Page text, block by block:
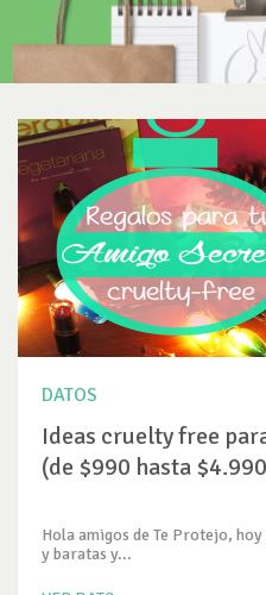
DATOS
Ideas cruelty free
(de $990 hasta
Hola amigos de Te Protejo,
y baratas y...